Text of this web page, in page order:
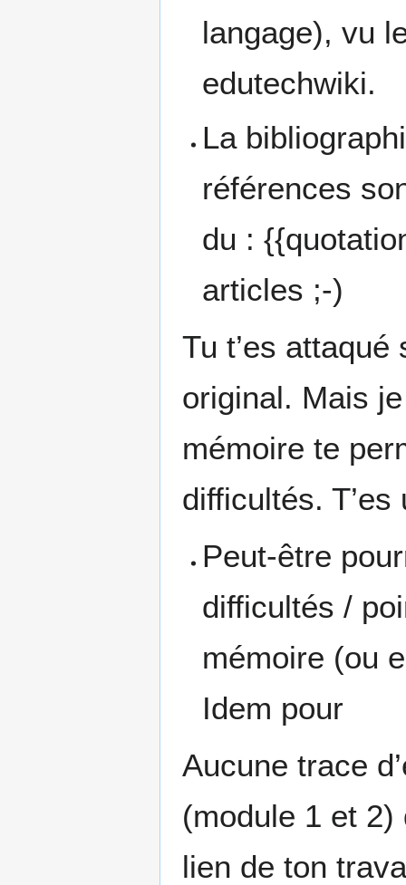
langage), vu
edutechwiki.
La
références
du :
articles ;-)
Tu t’es
original. Mais
mémoire te
difficultés.
Peut-être
difficultés /
mémoire (ou
Idem pour
Aucune trace
(module 1 et
lien de ton